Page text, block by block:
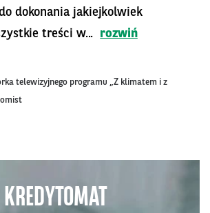
dokonania jakiejkolwiek
treści w...
rozwiń
telewizyjnego programu „Z klimatem i z
KREDYTOMAT